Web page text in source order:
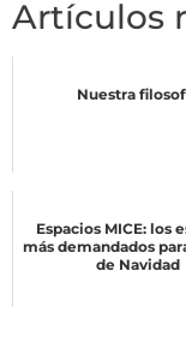
Artículos
Nuestra
Espacios MICE: los
más demandados
de Navidad